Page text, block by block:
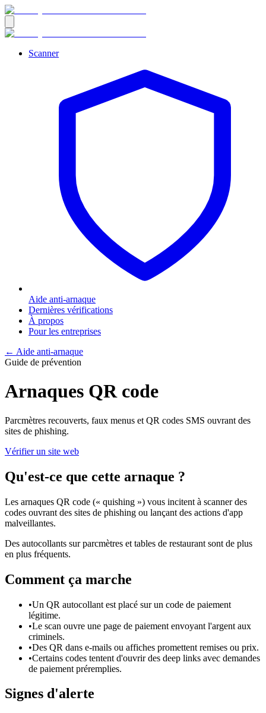
Scanner
Aide anti-arnaque
Dernières vérifications
À propos
Pour les entreprises
← Aide anti-arnaque
Guide de prévention
Arnaques QR code
Parcmètres recouverts, faux menus et QR codes SMS ouvrant des
sites de phishing.
Vérifier un site web
Qu'est-ce que cette arnaque ?
Les arnaques QR code (« quishing ») vous incitent à scanner des
codes ouvrant des sites de phishing ou lançant des actions d'app
malveillantes.
Des autocollants sur parcmètres et tables de restaurant sont de plus
en plus fréquents.
Comment ça marche
•Un QR autocollant est placé sur un code de paiement
légitime.
•Le scan ouvre une page de paiement envoyant l'argent aux
criminels.
•Des QR dans e-mails ou affiches promettent remises ou prix.
•Certains codes tentent d'ouvrir des deep links avec demandes
de paiement préremplies.
Signes d'alerte